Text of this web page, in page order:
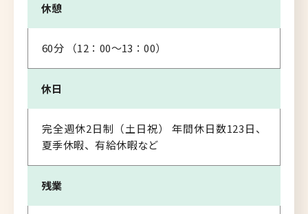
休憩
60分 （12：00～13：00）
休日
完全週休2日制（土日祝） 年間休日数123日、
夏季休暇、有給休暇など
残業